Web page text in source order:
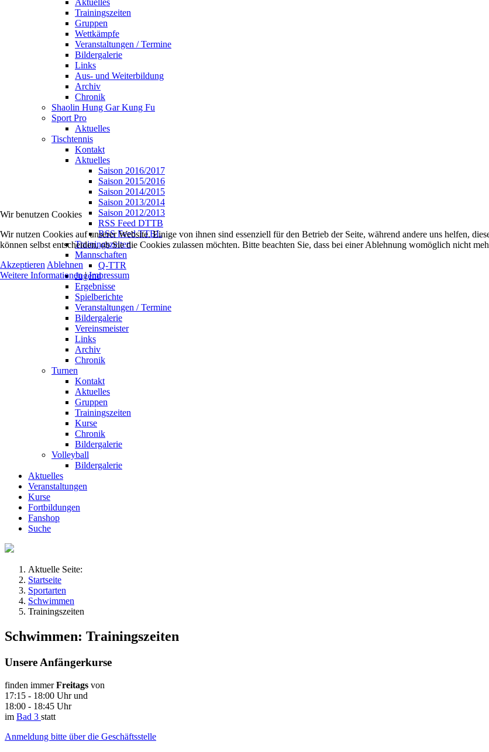
Aktuelles
Trainingszeiten
Gruppen
Wettkämpfe
Veranstaltungen / Termine
Bildergalerie
Links
Aus- und Weiterbildung
Archiv
Chronik
Shaolin Hung Gar Kung Fu
Sport Pro
Aktuelles
Tischtennis
Kontakt
Aktuelles
Saison 2016/2017
Saison 2015/2016
Saison 2014/2015
Saison 2013/2014
Saison 2012/2013
RSS Feed DTTB
RSS Feed TTBL
Trainingszeiten
Mannschaften
Q-TTR
Jugend
Ergebnisse
Spielberichte
Veranstaltungen / Termine
Bildergalerie
Vereinsmeister
Links
Archiv
Chronik
Turnen
Kontakt
Aktuelles
Gruppen
Trainingszeiten
Kurse
Chronik
Bildergalerie
Volleyball
Bildergalerie
Aktuelles
Veranstaltungen
Kurse
Fortbildungen
Fanshop
Suche
Aktuelle Seite:
Startseite
Sportarten
Schwimmen
Trainingszeiten
Schwimmen: Trainingszeiten
Unsere Anfängerkurse
finden immerFreitags von
17:15 - 18:00 Uhr und
18:00 - 18:45 Uhr
im Bad 3 statt
Anmeldung bitte über die Geschäftsstelle
Wir benutzen Cookies
Wir nutzen Cookies auf unserer Website. Einige von ihnen sind essenziell für den Betrieb der Seite, während andere uns helfen,
können selbst entscheiden, ob Sie die Cookies zulassen möchten. Bitte beachten Sie, dass bei einer Ablehnung womöglich nicht
Akzeptieren Ablehnen
Weitere Informationen|Impressum